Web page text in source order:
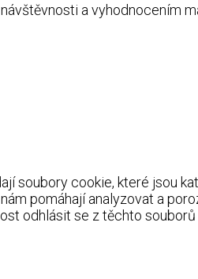
a vyhodnocením
soubory cookie, které jsou
pomáhají analyzovat a
odhlásit se z těchto souborů